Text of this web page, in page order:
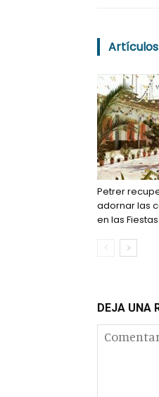
Petrer
adornar las
en las
DEJA UNA